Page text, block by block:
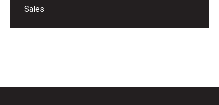
Sales